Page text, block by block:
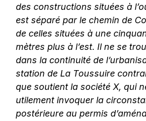
des constructions situées à
est séparé par le chemin de
de celles situées à une
mètres plus à l’est. Il ne se
dans la continuité de
station de La Toussuire
que soutient la société X, qui
utilement invoquer la
postérieure au permis